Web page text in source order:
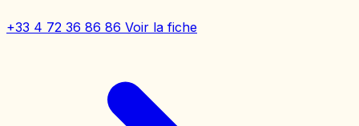
+33 4 72 36 86 86 Voir la fiche